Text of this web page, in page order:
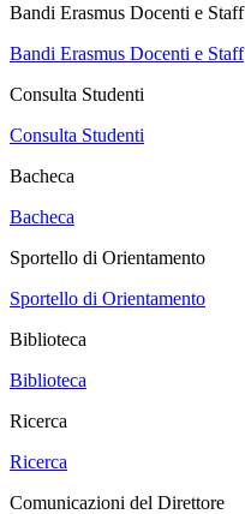
Bandi Erasmus Docenti e Staff
Bandi Erasmus Docenti e Staff
Consulta Studenti
Consulta Studenti
Bacheca
Bacheca
Sportello di Orientamento
Sportello di Orientamento
Biblioteca
Biblioteca
Ricerca
Ricerca
Comunicazioni del Direttore